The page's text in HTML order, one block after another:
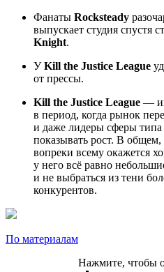
Фанаты Rocksteady
выпускает студия спустя
Knight.
УKill the Justice League
от прессы.
Kill the Justice League —
в период, когда рынок
и даже лидеры сферы типа
показывать рост. В
вопреки всему окажется
у него всё равно
и не выбраться из тени
конкурентов.
По материалам
Нажмите, чтобы